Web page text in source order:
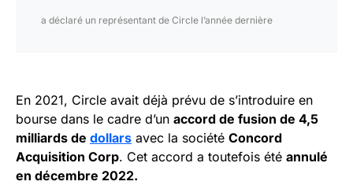
a déclaré un représentant de Circle l’année dernière
En 2021, Circle avait déjà prévu de s’introduire en
bourse dans le cadre d’un accord de fusion de 4,5
milliards de dollars avec la société Concord
Acquisition Corp. Cet accord a toutefois été annulé
en décembre 2022.